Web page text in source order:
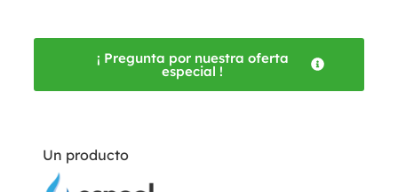
¡ Pregunta por nuestra oferta
especial !
Un producto